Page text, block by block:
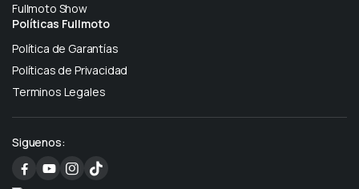
Fullmoto Show
Políticas Fullmoto
Política de Garantías
Políticas de Privacidad
Terminos Legales
Siguenos: